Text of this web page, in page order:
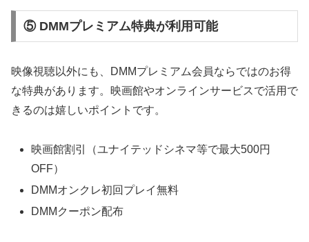
⑤ DMMプレミアム特典が利用可能
映像視聴以外にも、DMMプレミアム会員ならではのお得
な特典があります。映画館やオンラインサービスで活用で
きるのは嬉しいポイントです。
映画館割引（ユナイテッドシネマ等で最大500円
OFF）
DMMオンクレ初回プレイ無料
DMMクーポン配布